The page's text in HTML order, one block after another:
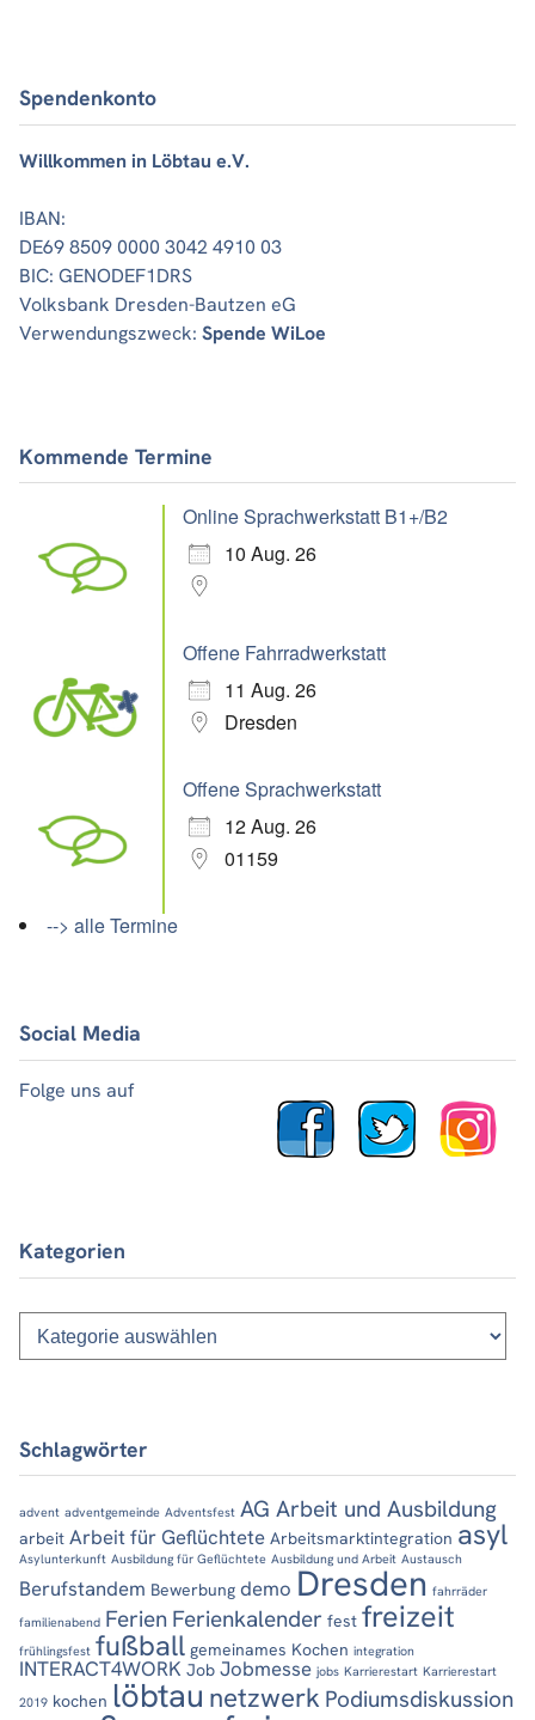
Spendenkonto
Willkommen in Löbtau e.V.
IBAN:
DE69 8509 0000 3042 4910 03
BIC: GENODEF1DRS
Volksbank Dresden-Bautzen eG
Verwendungszweck: Spende WiLoe
Kommende Termine
Online Sprachwerkstatt B1+/B2
10 Aug. 26
Offene Fahrradwerkstatt
11 Aug. 26
Dresden
Offene Sprachwerkstatt
12 Aug. 26
01159
--> alle Termine
Social Media
Folge uns auf
Kategorien
Kategorien
Schlagwörter
advent adventgemeinde Adventsfest AG Arbeit und Ausbildung
arbeit Arbeit für Geflüchtete Arbeitsmarktintegration asyl
Asylunterkunft Ausbildung für Geflüchtete Ausbildung und Arbeit Austausch
Berufstandem Bewerbung demo Dresden fahrräder
familienabend Ferien Ferienkalender fest freizeit
frühlingsfest fußball gemeinames Kochen integration
INTERACT4WORK Job Jobmesse jobs Karrierestart Karrierestart
2019 kochen löbtau netzwerk Podiumsdiskussion